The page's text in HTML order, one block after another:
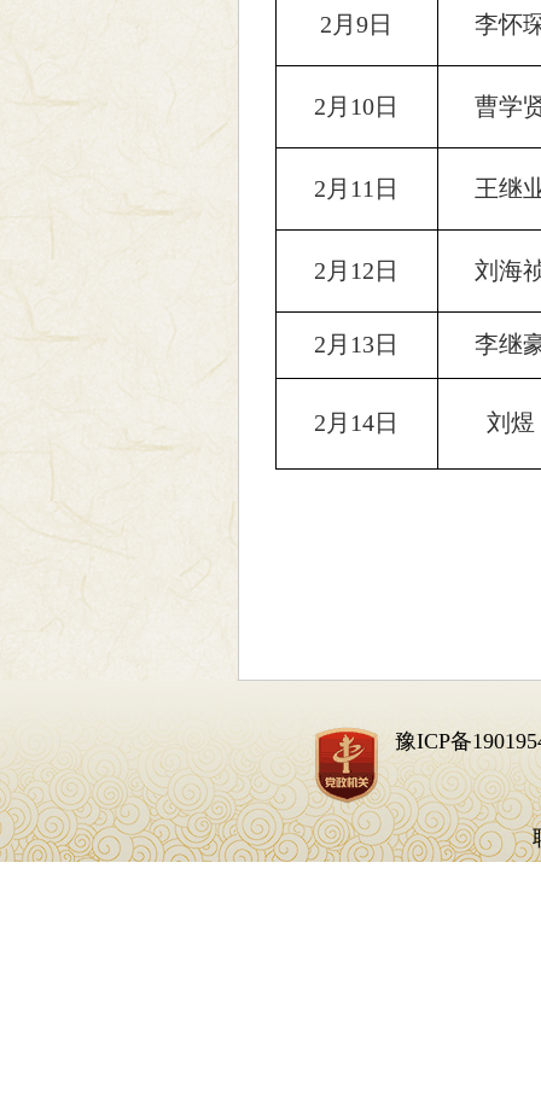
2月9日 李怀
2月10日 曹学
2月11日 王继
2月12日 刘海
2月13日 李继
2月14日 刘煜
豫ICP备